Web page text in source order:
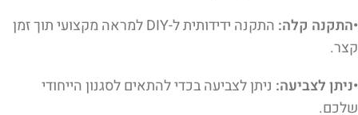
•התקנה קלה:
התקנה ידידותית ל-DIY למראה מקצועי תוך זמן
קצר.
•ניתן לצביעה: ניתן לצביעה בכדי להתאים לסגנון הייחודי
שלכם.